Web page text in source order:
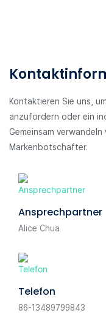
Kontaktieren Sie uns,
anzufordern oder ein
Gemeinsam
Markenbotschafter.
Ansprechpartner
Alice Chua
Telefon
86-13489799843